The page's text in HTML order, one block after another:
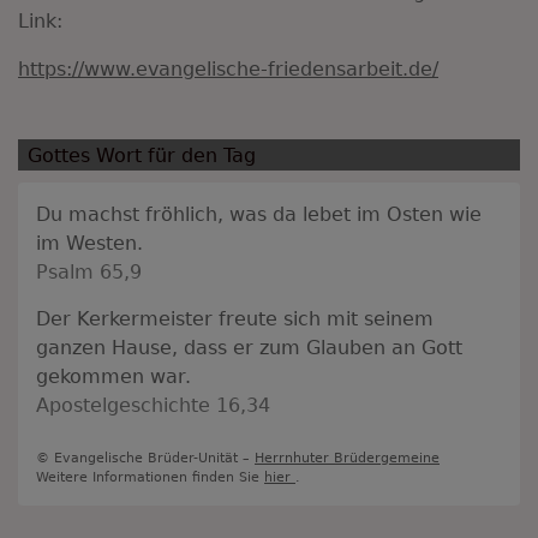
Link:
https://www.evangelische-friedensarbeit.de/
Gottes Wort für den Tag
Du machst fröhlich, was da lebet im Osten wie
im Westen.
Psalm 65,9
Der Kerkermeister freute sich mit seinem
ganzen Hause, dass er zum Glauben an Gott
gekommen war.
Apostelgeschichte 16,34
© Evangelische Brüder-Unität – Herrnhuter Brüdergemeine
Weitere Informationen finden Sie hier .